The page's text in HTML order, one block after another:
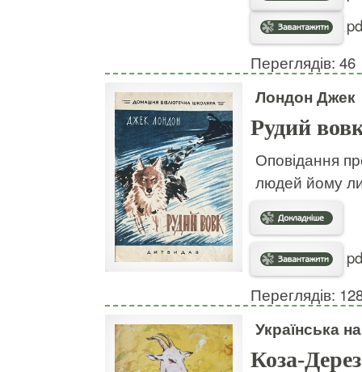
Переглядів: 46
Лондон Джек
Рудий
Оповідання
людей йому
Переглядів:
Українська
Коза-